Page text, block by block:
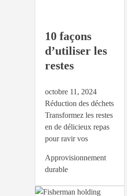
10 façons
d’utiliser les
restes
octobre 11, 2024
Réduction des déchets
Transformez les restes
en de délicieux repas
pour ravir vos
Approvisionnement
durable